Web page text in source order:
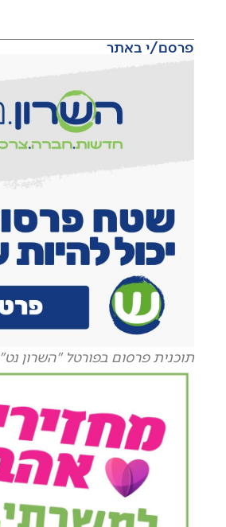
פרסם/י באתר
תוכנית פרסום בפורטל "השרון נט"